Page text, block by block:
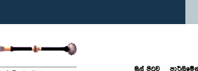
මුල් පිටුව